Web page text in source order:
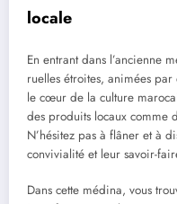
locale
En entrant dans l’ancienne
ruelles étroites, animées
le cœur de la culture
des produits locaux comme
N’hésitez pas à flâner et à
convivialité et leur savoir-
Dans cette médina, vous